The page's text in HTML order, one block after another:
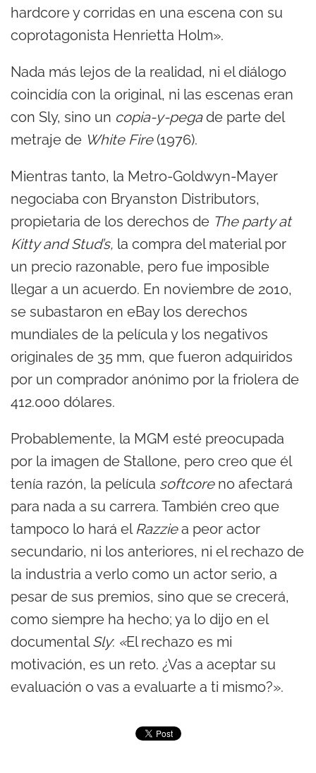
hardcore y corridas en una escena con su
coprotagonista Henrietta Holm».
Nada más lejos de la realidad, ni el diálogo
coincidía con la original, ni las escenas eran
con Sly, sino un copia-y-pegade parte del
metraje de White Fire(1976).
Mientras tanto, la Metro-Goldwyn-Mayer
negociaba con Bryanston Distributors,
propietaria de los derechos de The party at
Kitty and Stud’s, la compra del material por
un precio razonable, pero fue imposible
llegar a un acuerdo. En noviembre de 2010,
se subastaron en eBay los derechos
mundiales de la película y los negativos
originales de 35 mm, que fueron adquiridos
por un comprador anónimo por la friolera de
412.000 dólares.
Probablemente, la MGM esté preocupada
por la imagen de Stallone, pero creo que él
tenía razón, la película softcore no afectará
para nada a su carrera. También creo que
tampoco lo hará el Razziea peor actor
secundario, ni los anteriores, ni el rechazo de
la industria a verlo como un actor serio, a
pesar de sus premios, sino que se crecerá,
como siempre ha hecho; ya lo dijo en el
documentalSly: «El rechazo es mi
motivación, es un reto. ¿Vas a aceptar su
evaluación o vas a evaluarte a ti mismo?».